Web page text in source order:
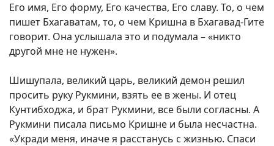
Его имя, Его форму, Его качества, Его славу. То, о чем
пишет Бхагаватам, то, о чем Кришна в Бхагавад-Гите
говорит. Она услышала это и подумала – «никто
другой мне не нужен».
Шишупала, великий царь, великий демон решил
просить руку Рукмини, взять ее в жены. И отец
Кунтибходжа, и брат Рукмини, все были согласны. А
Рукмини писала письмо Кришне и была несчастна.
«Укради меня, иначе я расстанусь с жизнью. Спаси